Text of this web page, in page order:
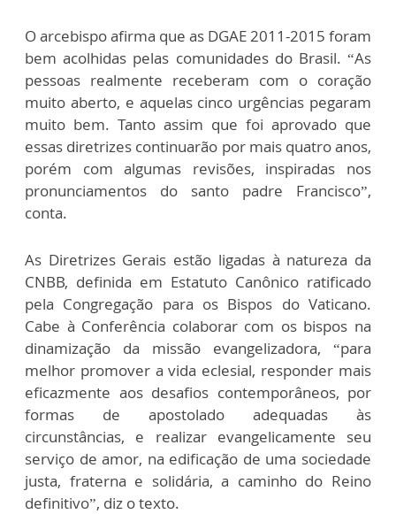
O arcebispo afirma que as DGAE 2011-2015 foram
bem acolhidas pelas comunidades do Brasil. “As
pessoas realmente receberam com o coração
muito aberto, e aquelas cinco urgências pegaram
muito bem. Tanto assim que foi aprovado que
essas diretrizes continuarão por mais quatro anos,
porém com algumas revisões, inspiradas nos
pronunciamentos do santo padre Francisco”,
conta.
As Diretrizes Gerais estão ligadas à natureza da
CNBB, definida em Estatuto Canônico ratificado
pela Congregação para os Bispos do Vaticano.
Cabe à Conferência colaborar com os bispos na
dinamização da missão evangelizadora, “para
melhor promover a vida eclesial, responder mais
eficazmente aos desafios contemporâneos, por
formas de apostolado adequadas às
circunstâncias, e realizar evangelicamente seu
serviço de amor, na edificação de uma sociedade
justa, fraterna e solidária, a caminho do Reino
definitivo”, diz o texto.